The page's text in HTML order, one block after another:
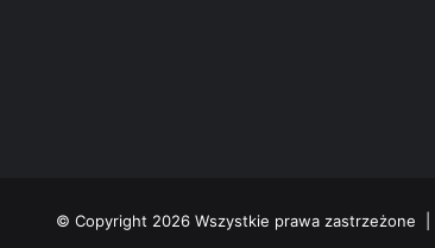
© Copyright 2026 Wszystkie prawa zastrzeżone |